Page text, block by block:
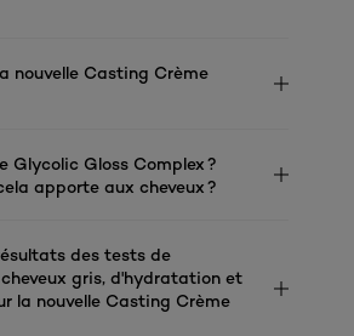
nouvelle Casting Crème
Glycolic Gloss Complex ?
apporte aux cheveux ?
des tests de
gris, d'hydratation et
la nouvelle Casting Crème